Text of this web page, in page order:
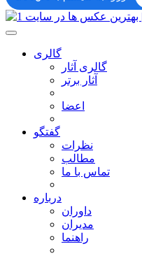
گالری
گالری آثار
آثار برتر
اعضا
گفتگو
نظرات
مطالب
تماس با ما
درباره
داوران
مدیران
راهنما